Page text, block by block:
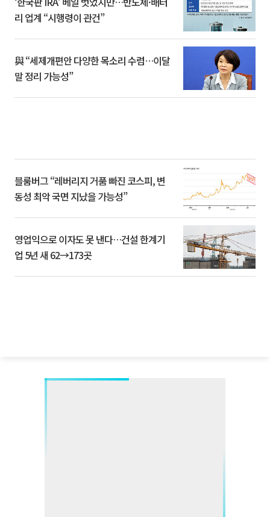
리 업계 “시행령이 관건”
與 “세제개편안 다양한 목소리 수렴…이달
말 정리 가능성”
블룸버그 “레버리지 거품 빠진 코스피, 변
동성 최악 국면 지났을 가능성”
영업익으로 이자도 못 낸다…건설 한계기
업 5년 새 62→173곳